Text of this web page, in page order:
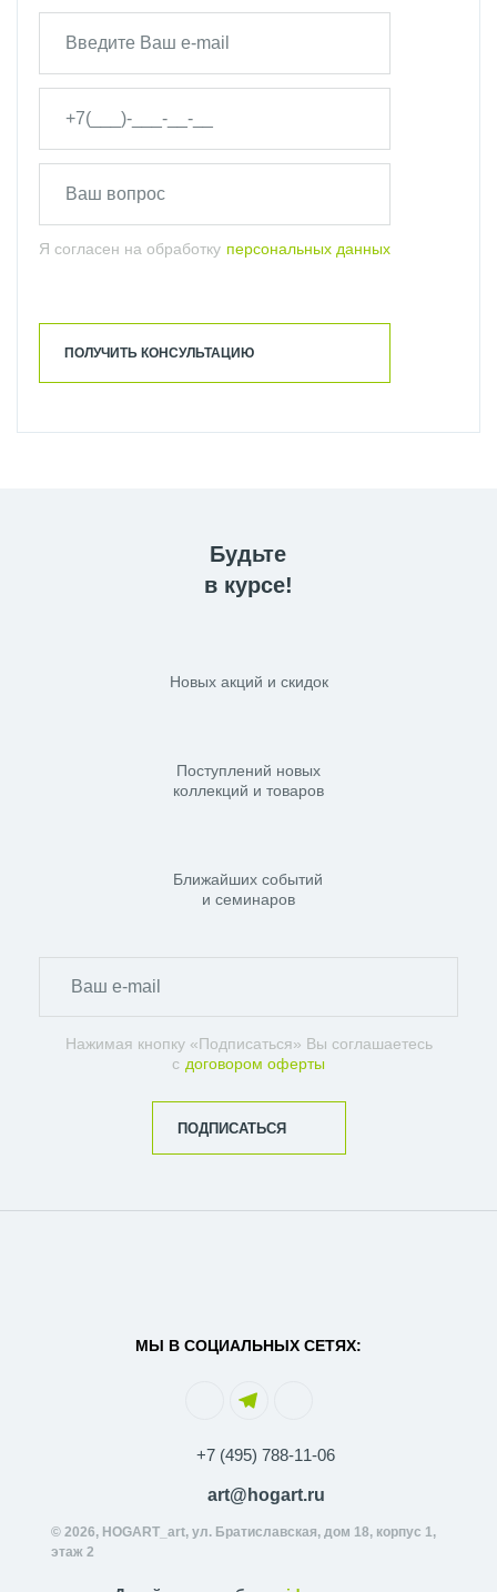
Я согласен на обработку персональных данных
ПОЛУЧИТЬ КОНСУЛЬТАЦИЮ
Будьте
в курсе!
Новых акций и скидок
Поступлений новых
коллекций и товаров
Ближайших событий
и семинаров
Нажимая кнопку «Подписаться» Вы соглашаетесь
с договором оферты
ПОДПИСАТЬСЯ
МЫ В СОЦИАЛЬНЫХ СЕТЯХ:
+7 (495) 788-11-06
art@hogart.ru
© 2026, HOGART_art, ул. Братиславская, дом 18, корпус 1,
этаж 2